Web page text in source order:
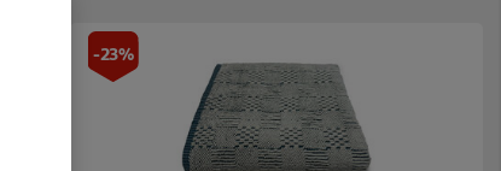
-23%